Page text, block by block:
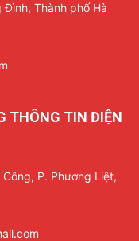
Thành phố Hà
THÔNG TIN ĐIỆN
P. Phương Liệt,